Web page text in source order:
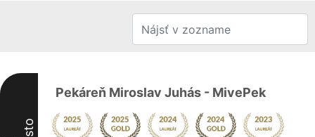
Pekáreň Miroslav Juhás - MivePek